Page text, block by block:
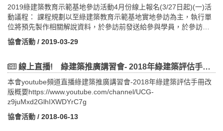
講廳108年9月3日（星期二）下午13時00分課程地點：觀光局旅遊
服務中心高雄服務處亞太館五、報名方法(一)報名截止時間：北部：
即日起至108年8月7日（星期三）止。南部：即日起至108年8月21
次報名費用免費，北部場40人，南部場40人。採書面報名（依報名
需參加成果驗收。低碳綠建築導遊：需參加成果驗收。(三)注意事
項：為響應節能減碳、節省資源，本次培訓，不提供免洗餐飲用
具，請自行攜帶水杯、餐具。六、課程相關證明（僅提供予全程出
席者，以實際簽到為準）(一)發給參訓證明書乙紙。(二)內政部營建
署建築師執業執照換證積分。七、課程規劃本次培訓將課程分為綠
建築課程、參訪課程及成果驗收三個階段辦理，詳細規劃課程表說
2019綠建築教育示範基地參訪活動4月份線上報名(3/27日起)(一)活
動議程： 課程規劃以至綠建築教育示範基地實地參訪為主，執行單
位將預先製作相關解說資料，於參訪前發送給參與學員，於參訪前
進行15分鐘之書面解說，建立基礎概念， 後續則進行1小時45分的
現場導覽活動。 四月份場次時間表： 第1場108/4/22（星期
集合 。 地點：公務人力發展學院之臺北院區 地址：台北市
108/4/25（星期四）09：20，於淡水捷運站1號出口集合 。 地
點：淡海汙水處理廠 地址：新北市淡水區沙崙里濱海路三段
601號 報名日期：3/27起至4/17止 第3場108/4/25（星期
四）13：55，於台北市立圖書館地下1樓視聽室集合 。 地點：
協會活動 / 2019-03-29
線上直播! 綠建築推廣講習會- 2018年綠建築評估手冊改版概要
本會youtube頻道直播綠建築推廣講習會-2018年綠建築評估手冊改
版概要https://www.youtube.com/channel/UCG-
z9juMxd2GlhIXWDYrC7g
協會活動 / 2018-06-13